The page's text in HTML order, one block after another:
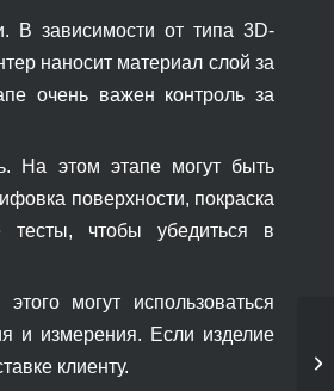
В зависимости от типа 3D-
наносит материал слой за
очень важен контроль за
На этом этапе могут быть
поверхности, покраска
тесты, чтобы убедиться в
могут использоваться
и измерения. Если изделие
клиенту.